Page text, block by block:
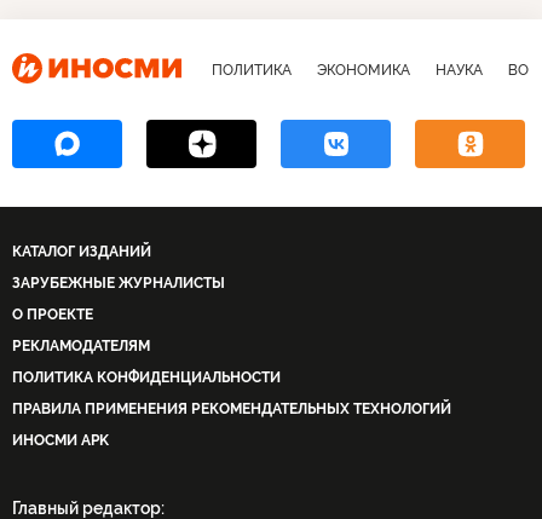
ПОЛИТИКА ЭКОНОМИКА НАУКА
КАТАЛОГ ИЗДАНИЙ
ЗАРУБЕЖНЫЕ ЖУРНАЛИСТЫ
О ПРОЕКТЕ
РЕКЛАМОДАТЕЛЯМ
ПОЛИТИКА КОНФИДЕНЦИАЛЬНОСТИ
ПРАВИЛА ПРИМЕНЕНИЯ РЕКОМЕНДАТЕЛЬНЫХ ТЕХНОЛОГИЙ
ИНОСМИ APK
Главный редактор: